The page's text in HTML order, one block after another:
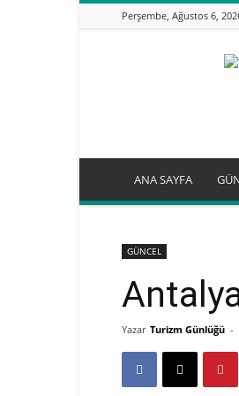
Perşembe, Ağustos 6,
ANA SAYFA
GÜNCEL
Yazar Turizm Günlüğü -